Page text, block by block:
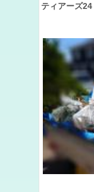
ティアーズ24